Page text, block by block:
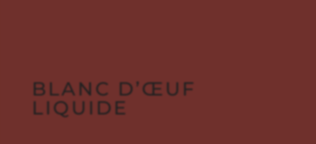
BLANC D’ŒUF
LIQUIDE